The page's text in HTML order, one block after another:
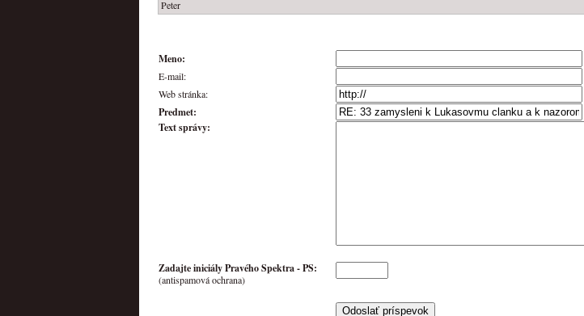
Peter
Meno:
E-mail:
Web stránka:
Predmet:
Text správy:
Zadajte iniciály Pravého Spektra -PS:
(antispamová ochrana)